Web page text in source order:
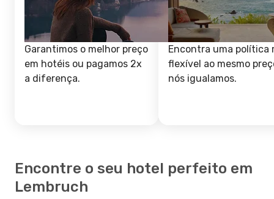
Garantimos o melhor preço
em hotéis ou pagamos 2x
a diferença.
Encontra uma política
flexível ao mesmo
nós igualamos.
Encontre o seu hotel perfeito em
Lembruch